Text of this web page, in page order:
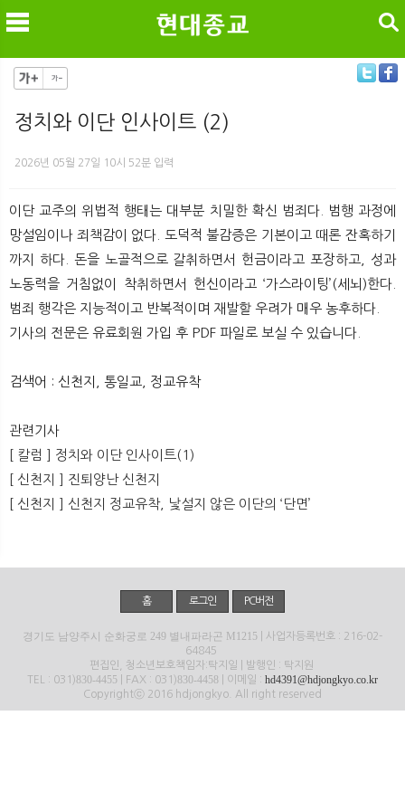
검색
정치와 이단 인사이트 (2)
2026년 05월 27일 10시 52분 입력
이단 교주의 위법적 행태는 대부분 치밀한 확신 범죄다. 범행 과정에
망설임이나 죄책감이 없다. 도덕적 불감증은 기본이고 때론 잔혹하기
까지 하다. 돈을 노골적으로 갈취하면서 헌금이라고 포장하고, 성과
노동력을 거침없이 착취하면서 헌신이라고 ‘가스라이팅’(세뇌)한다.
범죄 행각은 지능적이고 반복적이며 재발할 우려가 매우 농후하다.
기사의 전문은 유료회원 가입 후 PDF 파일로 보실 수 있습니다.
검색어 : 신천지, 통일교, 정교유착
관련기사
[ 칼럼 ] 정치와 이단 인사이트(1)
[ 신천지 ] 진퇴양난 신천지
[ 신천지 ] 신천지 정교유착, 낯설지 않은 이단의 ‘단면’
홈 로그인 PC버전
경기도 남양주시 순화궁로 249 별내파라곤 M1215 | 사업자등록번호 : 216-02-
64845
편집인, 청소년보호책임자:탁지일 | 발행인 : 탁지원
TEL : 031)830-4455 | FAX : 031)830-4458 | 이메일 : hd4391@hdjongkyo.co.kr
Copyrightⓒ 2016 hdjongkyo. All right reserved